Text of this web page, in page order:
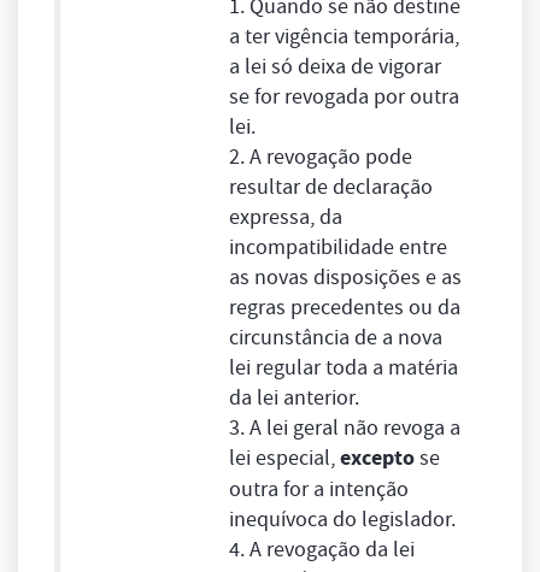
1. Quando se não destine
a ter vigência temporária,
a lei só deixa de vigorar
se for revogada por outra
lei.
2. A revogação pode
resultar de declaração
expressa, da
incompatibilidade entre
as novas disposições e as
regras precedentes ou da
circunstância de a nova
lei regular toda a matéria
da lei anterior.
3. A lei geral não revoga a
lei especial,exceptose
outra for a intenção
inequívoca do legislador.
4. A revogação da lei